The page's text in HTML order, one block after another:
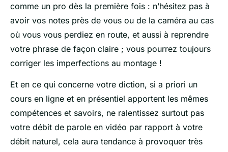
comme un pro dès la première fois : n’hésitez pas à
avoir vos notes près de vous ou de la caméra au cas
où vous vous perdiez en route, et aussi à reprendre
votre phrase de façon claire ; vous pourrez toujours
corriger les imperfections au montage !
Et en ce qui concerne votre diction, si a priori un
cours en ligne et en présentiel apportent les mêmes
compétences et savoirs, ne ralentissez surtout pas
votre débit de parole en vidéo par rapport à votre
débit naturel, cela aura tendance à provoquer très